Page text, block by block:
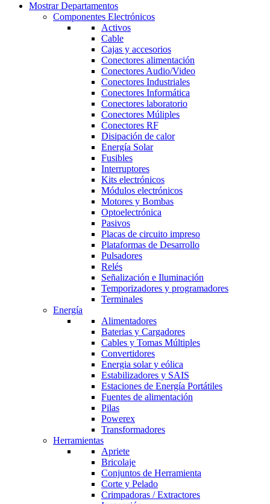
Mostrar Departamentos
Componentes Electrónicos
Activos
Cable
Cajas y accesorios
Conectores alimentación
Conectores Audio/Video
Conectores Industriales
Conectores Informática
Conectores laboratorio
Conectores Múliples
Conectores RF
Disipación de calor
Energía Solar
Fusibles
Interruptores
Kits electrónicos
Módulos electrónicos
Motores y Bombas
Optoelectrónica
Pasivos
Placas de circuito impreso
Plataformas de Desarrollo
Pulsadores
Relés
Señalización e Iluminación
Temporizadores y programadores
Terminales
Energía
Alimentadores
Baterias y Cargadores
Cables y Tomas Múltiples
Convertidores
Energia solar y eólica
Estabilizadores y SAIS
Estaciones de Energía Portátiles
Fuentes de alimentación
Pilas
Powerex
Transformadores
Herramientas
Apriete
Bricolaje
Conjuntos de Herramienta
Corte y Pelado
Crimpadoras / Extractores